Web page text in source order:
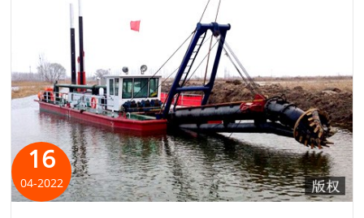
16
04-2022